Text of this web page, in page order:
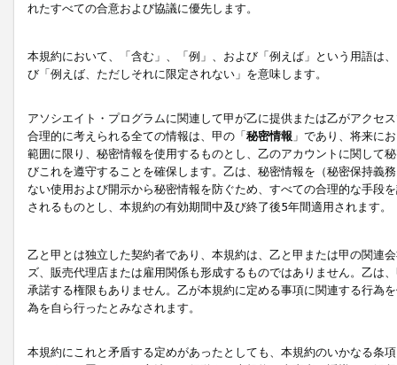
れたすべての合意および協議に優先します。
本規約において、「含む」、「例」、および「例えば」という用語は
び「例えば、ただしそれに限定されない」を意味します。
アソシエイト・プログラムに関連して甲が乙に提供または乙がアクセ
合理的に考えられる全ての情報は、甲の「秘密情報 」であり、将来に
範囲に限り、秘密情報を使用するものとし、乙のアカウントに関して
びこれを遵守することを確保します。乙は、秘密情報を（秘密保持義
ない使用および開示から秘密情報を防ぐため、すべての合理的な手段
されるものとし、本規約の有効期間中及び終了後5年間適用されます。
乙と甲とは独立した契約者であり、本規約は、乙と甲または甲の関連
ズ、販売代理店または雇用関係も形成するものではありません。乙は
承諾する権限もありません。乙が本規約に定める事項に関連する行為
為を自ら行ったとみなされます。
本規約にこれと矛盾する定めがあったとしても、本規約のいかなる条